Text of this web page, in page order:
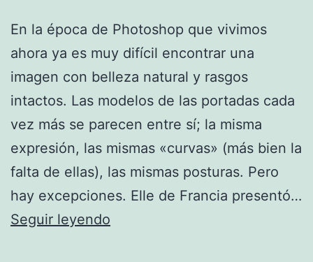
En la época de Photoshop que vivimos
ahora ya es muy difícil encontrar una
imagen con belleza natural y rasgos
intactos. Las modelos de las portadas cada
vez más se parecen entre sí; la misma
expresión, las mismas «curvas» (más bien la
falta de ellas), las mismas posturas. Pero
hay excepciones. Elle de Francia presentó…
Seguir leyendo